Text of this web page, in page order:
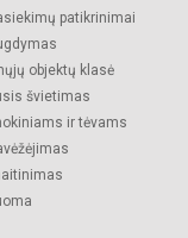
patikrinimai
objektų klasė
švietimas
ir tėvams